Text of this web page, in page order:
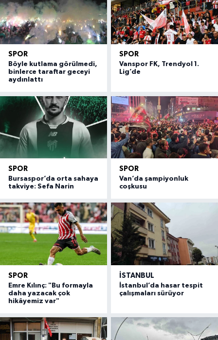
SPOR
Böyle kutlama görülmedi,
binlerce taraftar geceyi
aydınlattı
SPOR
Vanspor FK, Trendyol 1.
Lig’de
SPOR
Bursaspor’da orta sahaya
takviye: Sefa Narin
SPOR
Van’da şampiyonluk
coşkusu
SPOR
Emre Kılınç: "Bu formayla
daha yazacak çok
hikâyemiz var"
İSTANBUL
İstanbul’da hasar tespit
çalışmaları sürüyor